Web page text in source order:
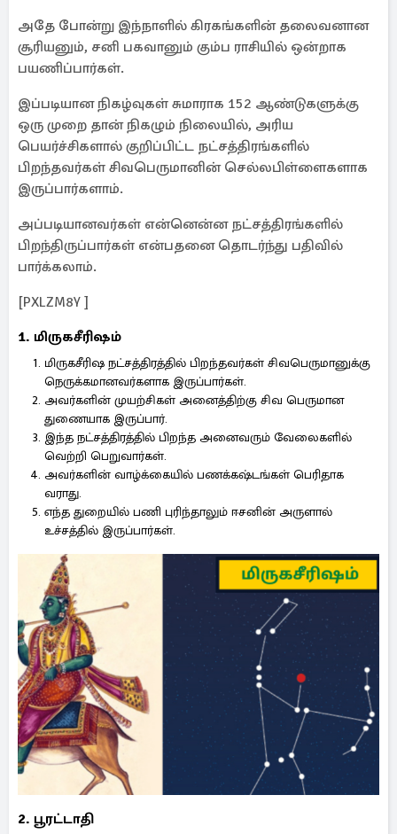
அதே போன்று இந்நாளில் கிரகங்களின் தலைவனான
சூரியனும், சனி பகவானும் கும்ப ராசியில் ஒன்றாக
பயணிப்பார்கள்.
இப்படியான நிகழ்வுகள் சுமாராக 152 ஆண்டுகளுக்கு
ஒரு முறை தான் நிகழும் நிலையில், அரிய
பெயர்ச்சிகளால் குறிப்பிட்ட நட்சத்திரங்களில்
பிறந்தவர்கள் சிவபெருமானின் செல்லபிள்ளைகளாக
இருப்பார்களாம்.
அப்படியானவர்கள் என்னென்ன நட்சத்திரங்களில்
பிறந்திருப்பார்கள் என்பதனை தொடர்ந்து பதிவில்
பார்க்கலாம்.
[PXLZM8Y ]
1. மிருகசீரிஷம்
மிருகசீரிஷ நட்சத்திரத்தில் பிறந்தவர்கள் சிவபெருமானுக்கு
நெருக்கமானவர்களாக இருப்பார்கள்.
அவர்களின் முயற்சிகள் அனைத்திற்கு சிவ பெருமான
துணையாக இருப்பார்.
இந்த நட்சத்திரத்தில் பிறந்த அனைவரும் வேலைகளில்
வெற்றி பெறுவார்கள்.
அவர்களின் வாழ்க்கையில் பணக்கஷ்டங்கள் பெரிதாக
வராது.
எந்த துறையில் பணி புரிந்தாலும் ஈசனின் அருளால்
உச்சத்தில் இருப்பார்கள்.
2. பூரட்டாதி